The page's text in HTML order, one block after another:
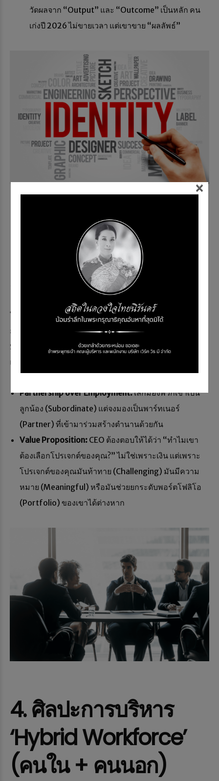
วัดผลจาก “Output” และ “Outcome” เป็นหลัก คน
เก่งปี 2026 ไม่ขายเวลา แต่เขาขาย “ผลลัพธ์”
3. ‘Brand Identity’ คือ
กาวใจ… ไม่ใช่สัญญา
ในวันที่พนักงานไม่ได้ถูกผูกมัดด้วยเงินเดือนประจำ กองทุน
สำรองเลี้ยงชีพ หรือประกันสังคม สิ่งเดียวที่จะดึงดูดให้
Super Talent อยากมาร่วมงานกับคุณคือ
“เสน่ห์ของ
แบรนด์” (Brand Identity)
Partnership over Employment:เลิกมองพวกเขาเป็น
ลูกน้อง (Subordinate) แต่จงมองเป็นพาร์ทเนอร์
(Partner) ที่เข้ามาร่วมสร้างตำนานด้วยกัน
Value Proposition: CEO ต้องตอบให้ได้ว่า “ทำไมเขา
ต้องเลือกโปรเจกต์ของคุณ?” ไม่ใช่เพราะเงิน แต่เพราะ
โปรเจกต์ของคุณมันท้าทาย (Challenging) มันมีความ
หมาย (Meaningful) หรือมันช่วยยกระดับพอร์ตโฟลิโอ
(Portfolio) ของเขาได้ต่างหาก
4. ศิลปะการบริหาร
‘Hybrid Workforce’
(คนใน + คนนอก)
×